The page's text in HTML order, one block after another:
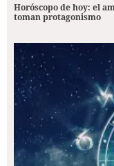
Horóscopo de hoy: el
toman protagonismo